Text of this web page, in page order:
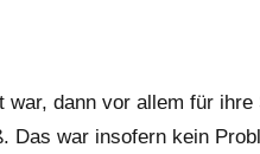
dann vor allem für
Das war insofern kein